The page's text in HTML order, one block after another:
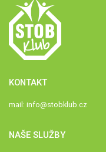
KONTAKT
mail: info@stobklub.cz
NAŠE SLUŽBY